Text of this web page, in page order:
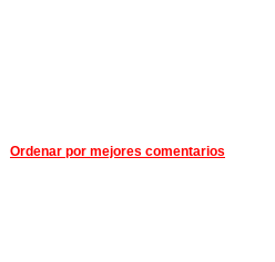
Ordenar por mejores comentarios